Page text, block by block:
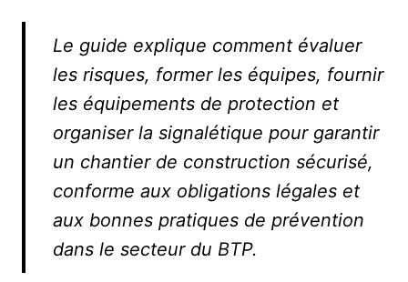
Le guide explique comment évaluer
les risques, former les équipes, fournir
les équipements de protection et
organiser la signalétique pour garantir
un chantier de construction sécurisé,
conforme aux obligations légales et
aux bonnes pratiques de prévention
dans le secteur du BTP.